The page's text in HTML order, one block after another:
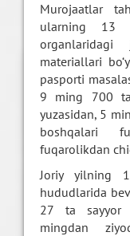
Murojaatlar
ularning
materiallari
pasporti
9 ming 700
yuzasidan, 5
boshqalari
fuqarolikdan
Joriy yilning
hududlarida
27 ta sayyor
mingdan